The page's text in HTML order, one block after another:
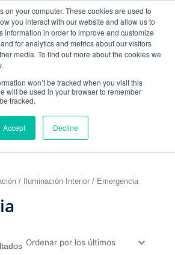
on your computer. These cookies are used to
you interact with our website and allow us to
information in order to improve and customize
for analytics and metrics about our visitors
media. To find out more about the cookies we
won’t be tracked when you visit this
will be used in your browser to remember
tracked.
Accept Decline
F
a
c
e
b
k
Y
o
u
t
u
I
n
s
t
a
a
m
E
n
v
e
l
e
WhatsApp:+57
342 80 45
/ Iluminación Interior/ Emergencia
Ordenado
por
los
últimos